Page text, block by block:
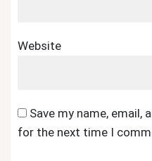
Website
Save my name, email,
for the next time I